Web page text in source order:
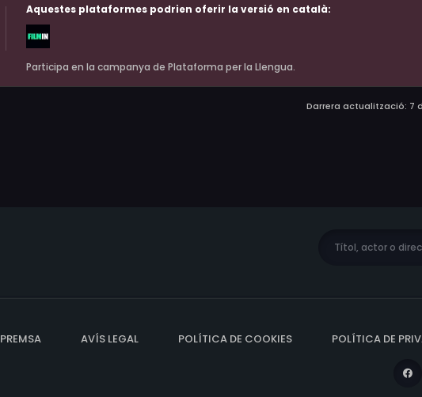
Aquestes plataformes podrien oferir la versió en català:
Participa en la campanya de Plataforma per la Llengua.
Darrera actualització: 7
PREMSA AVÍS LEGAL POLÍTICA DE COOKIES POLÍTICA DE